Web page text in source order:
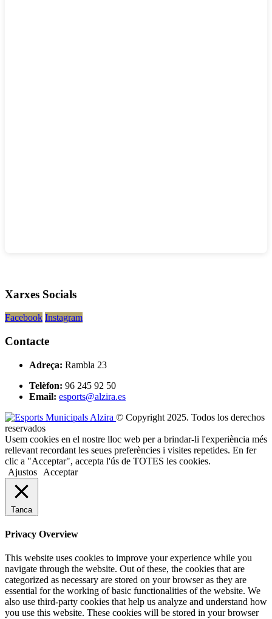
Xarxes Socials
Facebook Instagram
Contacte
Adreça: Rambla 23
Telèfon: 96 245 92 50
Email: esports@alzira.es
© Copyright 2025. Todos los derechos
reservados
Usem cookies en el nostre lloc web per a brindar-li l'experiència més
rellevant recordant les seues preferències i visites repetides. En fer
clic a "Acceptar", accepta l'ús de TOTES les cookies.
Ajustos
Acceptar
Tanca
Privacy Overview
This website uses cookies to improve your experience while you
navigate through the website. Out of these, the cookies that are
categorized as necessary are stored on your browser as they are
essential for the working of basic functionalities of the website. We
also use third-party cookies that help us analyze and understand how
you use this website. These cookies will be stored in your browser